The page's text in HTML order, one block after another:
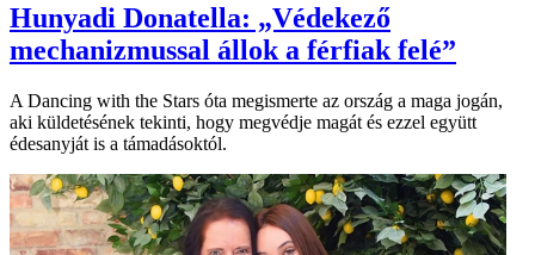
Hunyadi Donatella: „Védekező
mechanizmussal állok a férfiak felé”
A Dancing with the Stars óta megismerte az ország a maga jogán,
aki küldetésének tekinti, hogy megvédje magát és ezzel együtt
édesanyját is a támadásoktól.